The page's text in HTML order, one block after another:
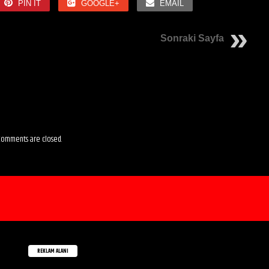
PIN IT GOOGLE+ EMAIL
Sonraki Sayfa
are closed.
REKLAM ALANI